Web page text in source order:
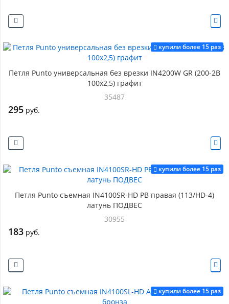
купили более 15 раз
Петля Punto универсальная без врезки IN4200W GR (200-2B
100x2,5) графит
35487
295 руб.
купили более 15 раз
Петля Punto съемная IN4100SR-HD PB правая (113/HD-4)
латунь ПОДВЕС
30955
183 руб.
купили более 15 раз